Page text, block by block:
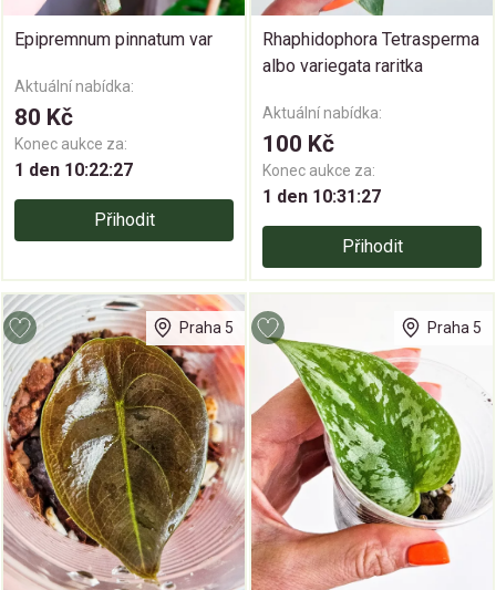
Epipremnum pinnatum var
Aktuální nabídka:
80 Kč
Konec aukce za:
1 den 10:22:27
Přihodit
Rhaphidophora Tetrasperma
albo variegata raritka
Aktuální nabídka:
100 Kč
Konec aukce za:
1 den 10:31:27
Přihodit
Praha 5 Praha 5